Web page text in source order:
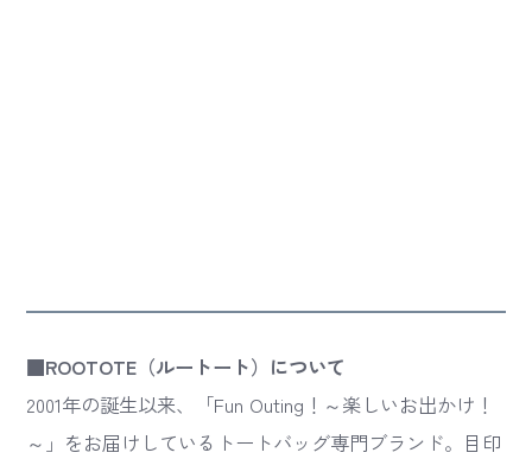
■ROOTOTE（ルートート）について
2001年の誕生以来、「Fun Outing！～楽しいお出かけ！
～」をお届けしているトートバッグ専門ブランド。目印